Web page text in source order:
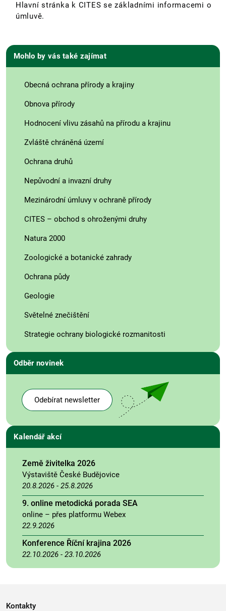
Hlavní stránka k CITES se základními informacemi o
úmluvě.
Mohlo by vás také zajímat
Obecná ochrana přírody a krajiny
Obnova přírody
Hodnocení vlivu zásahů na přírodu a krajinu
Zvláště chráněná území
Ochrana druhů
Nepůvodní a invazní druhy
Mezinárodní úmluvy v ochraně přírody
CITES – obchod s ohroženými druhy
Natura 2000
Zoologické a botanické zahrady
Ochrana půdy
Geologie
Světelné znečištění
Strategie ochrany biologické rozmanitosti
Odběr novinek
Odebírat newsletter
Kalendář akcí
Země živitelka 2026
Výstaviště České Budějovice
20.8.2026 - 25.8.2026
9. online metodická porada SEA
online – přes platformu Webex
22.9.2026
Konference Říční krajina 2026
22.10.2026 - 23.10.2026
Kontakty